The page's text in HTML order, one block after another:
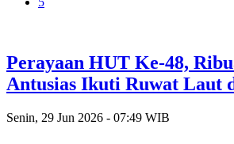
Perayaan HUT Ke-48,
Antusias Ikuti Ruwat Laut
Senin, 29 Jun 2026 - 07:49 WIB